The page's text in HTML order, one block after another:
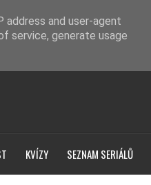
KVÍZY SEZNAM SERIÁLŮ
address and user-agent
service, generate usage